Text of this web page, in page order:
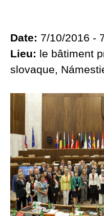
Date: 7/10/2016 -
Lieu: le bâtiment
slovaque,